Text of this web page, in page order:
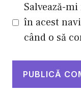
Salvează-
în acest
când o să